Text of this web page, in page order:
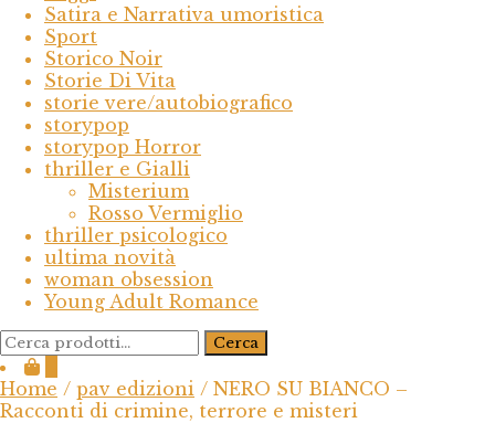
Satira e Narrativa umoristica
Sport
Storico Noir
Storie Di Vita
storie vere/autobiografico
storypop
storypop Horror
thriller e Gialli
Misterium
Rosso Vermiglio
thriller psicologico
ultima novità
woman obsession
Young Adult Romance
Cerca:
Cerca
Home / pav edizioni / NERO SU BIANCO –
Racconti di crimine, terrore e misteri